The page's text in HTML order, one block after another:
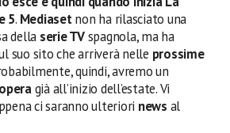
5. Mediasetnon ha rilasciato una
della serie TVspagnola, ma ha
suo sito che arriverà nelle prossime
quindi, avremo un
già all’inizio dell’estate. Vi
ci saranno ulteriori news al